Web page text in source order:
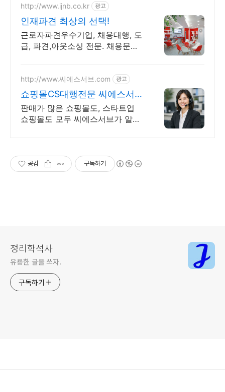
http://www.ijnb.co.kr 광고
인재파견 최상의 선택!
근로자파견우수기업, 채용대행, 도
급, 파견,아웃소싱 전문. 채용문의
http://www.씨에스서브.com 광고
쇼핑몰CS대행전문 씨에스서브
쇼핑몰전문CS위탁서비스
판매가 많은 쇼핑몰도, 스타트업
쇼핑몰도 모두 씨에스서브가 알아
공감 구독하기
정리학석사
유용한 글을 쓰자.
구독하기